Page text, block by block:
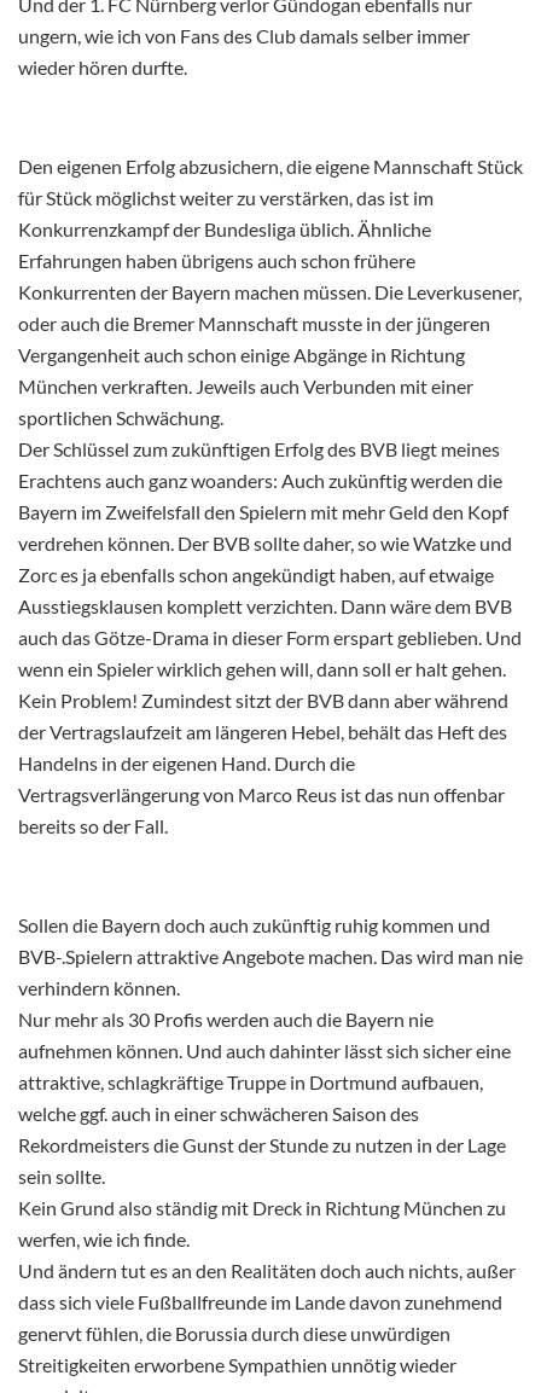
ungern, wie ich von Fans des Club damals selber immer
wieder hören durfte.
Den eigenen Erfolg abzusichern, die eigene Mannschaft Stück
für Stück möglichst weiter zu verstärken, das ist im
Konkurrenzkampf der Bundesliga üblich. Ähnliche
Erfahrungen haben übrigens auch schon frühere
Konkurrenten der Bayern machen müssen. Die Leverkusener,
oder auch die Bremer Mannschaft musste in der jüngeren
Vergangenheit auch schon einige Abgänge in Richtung
München verkraften. Jeweils auch Verbunden mit einer
sportlichen Schwächung.
Der Schlüssel zum zukünftigen Erfolg des BVB liegt meines
Erachtens auch ganz woanders: Auch zukünftig werden die
Bayern im Zweifelsfall den Spielern mit mehr Geld den Kopf
verdrehen können. Der BVB sollte daher, so wie Watzke und
Zorc es ja ebenfalls schon angekündigt haben, auf etwaige
Ausstiegsklausen komplett verzichten. Dann wäre dem BVB
auch das Götze-Drama in dieser Form erspart geblieben. Und
wenn ein Spieler wirklich gehen will, dann soll er halt gehen.
Kein Problem! Zumindest sitzt der BVB dann aber während
der Vertragslaufzeit am längeren Hebel, behält das Heft des
Handelns in der eigenen Hand. Durch die
Vertragsverlängerung von Marco Reus ist das nun offenbar
bereits so der Fall.
Sollen die Bayern doch auch zukünftig ruhig kommen und
BVB-.Spielern attraktive Angebote machen. Das wird man nie
verhindern können.
Nur mehr als 30 Profis werden auch die Bayern nie
aufnehmen können. Und auch dahinter lässt sich sicher eine
attraktive, schlagkräftige Truppe in Dortmund aufbauen,
welche ggf. auch in einer schwächeren Saison des
Rekordmeisters die Gunst der Stunde zu nutzen in der Lage
sein sollte.
Kein Grund also ständig mit Dreck in Richtung München zu
werfen, wie ich finde.
Und ändern tut es an den Realitäten doch auch nichts, außer
dass sich viele Fußballfreunde im Lande davon zunehmend
genervt fühlen, die Borussia durch diese unwürdigen
Streitigkeiten erworbene Sympathien unnötig wieder